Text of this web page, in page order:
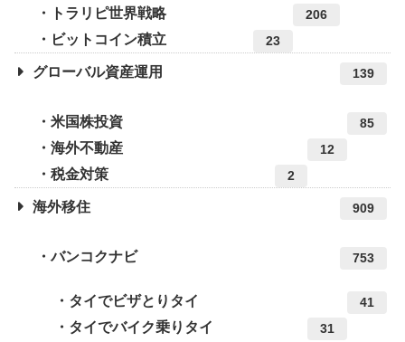
トラリピ世界戦略 206
ビットコイン積立 23
グローバル資産運用 139
米国株投資 85
海外不動産 12
税金対策 2
海外移住 909
バンコクナビ 753
タイでビザとりタイ 41
タイでバイク乗りタイ 31